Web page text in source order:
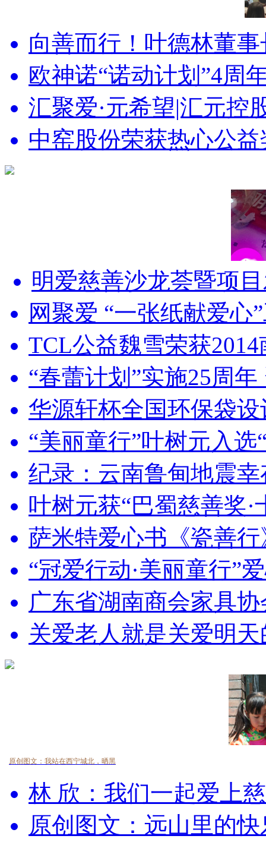
向善而行！叶德林董事
欧神诺“诺动计划”4周
汇聚爱·元希望|汇元控
中窑股份荣获热心公益
明爱慈善沙龙荟暨项
网聚爱 “一张纸献爱心
TCL公益魏雪荣获
“春蕾计划”实施25周
华源轩杯全国环保袋
“美丽童行”叶树元入选
纪录：云南鲁甸地震幸
叶树元获“巴蜀慈善奖·
萨米特爱心书《瓷善
“冠爱行动·美丽童行”
广东省湖南商会家具
关爱老人就是关爱明
原创图文：我站在西宁城北，晒黑
林 欣：我们一起爱上
原创图文：远山里的